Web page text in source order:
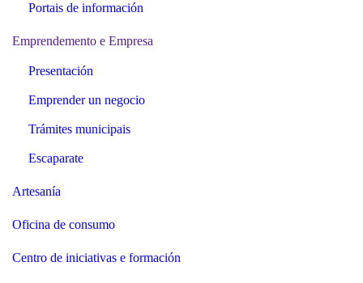
Portais de información
Emprendemento e Empresa
Presentación
Emprender un negocio
Trámites municipais
Escaparate
Artesanía
Oficina de consumo
Centro de iniciativas e formación